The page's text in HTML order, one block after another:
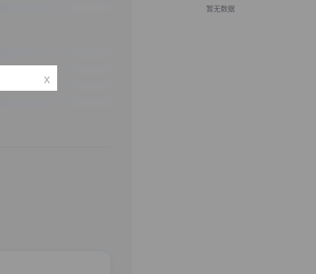
暂无数据
x